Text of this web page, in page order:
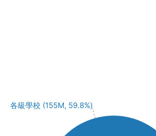
各級學校 (155M, 59.8%)